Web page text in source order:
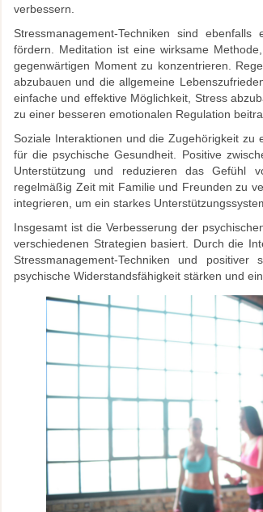
verbessern.
Stressmanagement-Techniken sind
fördern. Meditation ist eine wirksame
gegenwärtigen Moment zu konzentrieren.
abzubauen und die allgemeine
einfache und effektive Möglichkeit, Stress
zu einer besseren emotionalen Regulation
Soziale Interaktionen und die Zugehörigkeit zu
für die psychische Gesundheit. Positive
Unterstützung und reduzieren das Gefühl
regelmäßig Zeit mit Familie und Freunden zu
integrieren, um ein starkes
Insgesamt ist die Verbesserung der
verschiedenen Strategien basiert. Durch die
Stressmanagement-Techniken und
psychische Widerstandsfähigkeit stärken und